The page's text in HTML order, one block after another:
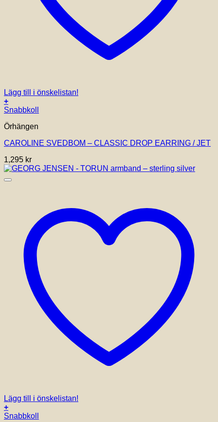
Lägg till i önskelistan!
+
Snabbkoll
Örhängen
CAROLINE SVEDBOM – CLASSIC DROP EARRING / JET
1,295 kr
Lägg till i önskelistan!
+
Den
Snabbkoll